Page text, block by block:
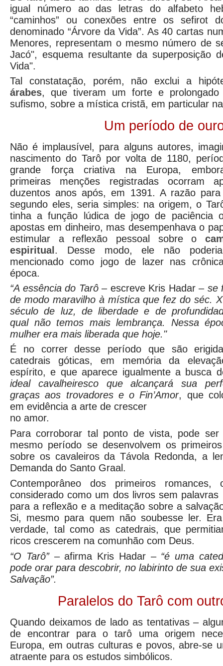
igual número ao das letras do alfabeto
“caminhos” ou conexões entre os sefirot
denominado “Árvore da Vida”. As 40 cartas
Menores, representam o mesmo número de
Jacó", esquema resultante da superposição
Vida".
Tal constatação, porém, não exclui a
árabes, que tiveram um forte e prolongado
sufismo, sobre a mística cristã, em particular
Um período de
Não é implausível, para alguns autores,
nascimento do Tarô por volta de 1180,
grande força criativa na Europa,
primeiras menções registradas ocorram
duzentos anos após, em 1391. A razão
segundo eles, seria simples: na origem, o
tinha a função lúdica de jogo de paciência
apostas em dinheiro, mas desempenhava o
estimular a reflexão pessoal sobre o
espiritual . Desse modo, ele não
mencionado como jogo de lazer nas
época.
“A essência do Tarô– escreve Kris Hadar – se
de modo maravilho à mística que fez do séc.
século de luz, de liberdade e de
qual não temos mais lembrança. Nessa
mulher era mais liberada que hoje."
É no correr desse período que são
catedrais góticas, em memória da
espírito, e que aparece igualmente a busca
ideal cavalheiresco que alcançará sua
graças aos trovadores e o Fin’Amor, que
em evidência a arte de crescer
no amor.
Para corroborar tal ponto de vista, pode ser
mesmo período se desenvolvem os
sobre os cavaleiros da Távola Redonda, a
Demanda do Santo Graal.
Contemporâneo dos primeiros
considerado como um dos livros sem palavras
para a reflexão e a meditação sobre a
Si, mesmo para quem não soubesse ler.
verdade, tal como as catedrais, que
ricos crescerem na comunhão com Deus.
“O Tarô”– afirma Kris Hadar – “é uma
pode orar para descobrir, no labirinto de sua
Salvação”.
Paralelos do Tarô com
Quando deixamos de lado as tentativas –
de encontrar para o tarô uma origem
Europa, em outras culturas e povos, abre-se
atraente para os estudos simbólicos.